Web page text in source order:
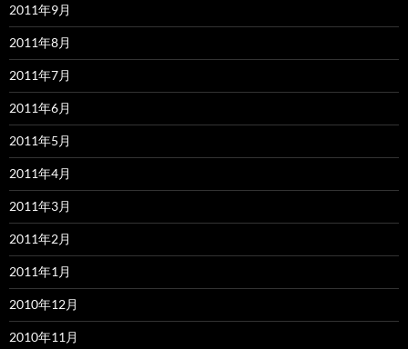
2011年9月
2011年8月
2011年7月
2011年6月
2011年5月
2011年4月
2011年3月
2011年2月
2011年1月
2010年12月
2010年11月